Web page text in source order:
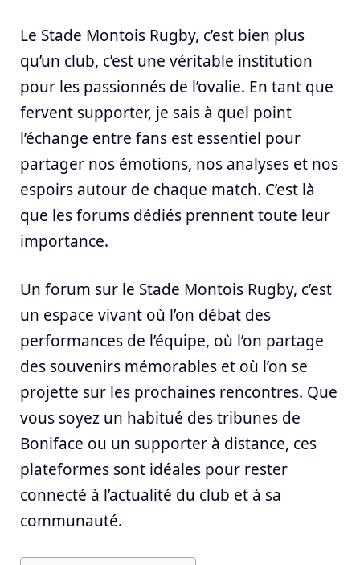
Le Stade Montois Rugby, c’est bien plus
qu’un club, c’est une véritable institution
pour les passionnés de l’ovalie. En tant que
fervent supporter, je sais à quel point
l’échange entre fans est essentiel pour
partager nos émotions, nos analyses et nos
espoirs autour de chaque match. C’est là
que les forums dédiés prennent toute leur
importance.
Un forum sur le Stade Montois Rugby, c’est
un espace vivant où l’on débat des
performances de l’équipe, où l’on partage
des souvenirs mémorables et où l’on se
projette sur les prochaines rencontres. Que
vous soyez un habitué des tribunes de
Boniface ou un supporter à distance, ces
plateformes sont idéales pour rester
connecté à l’actualité du club et à sa
communauté.